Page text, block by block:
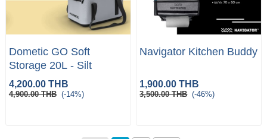
Dometic GO Soft
Storage 20L - Silt
4,200.00 THB
4,900.00 THB (-14%)
Navigator Kitchen Buddy
1,900.00 THB
3,500.00 THB (-46%)